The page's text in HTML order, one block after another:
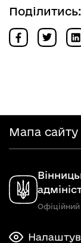
Поділитись:
Мапа сайту